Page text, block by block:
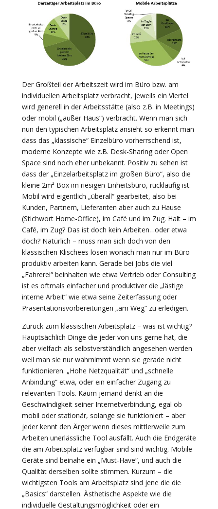
Der Großteil der Arbeitszeit wird im Büro bzw. am
individuellen Arbeitsplatz verbracht, jeweils ein Viertel
wird generell in der Arbeitsstätte (also z.B. in Meetings)
oder mobil („außer Haus“) verbracht. Wenn man sich
nun den typischen Arbeitsplatz ansieht so erkennt man
dass das „klassische“ Einzelbüro vorherrschend ist,
moderne Konzepte wie z.B. Desk-Sharing oder Open
Space sind noch eher unbekannt. Positiv zu sehen ist
dass der „Einzelarbeitsplatz im großen Büro“, also die
kleine 2m² Box im riesigen Einheitsbüro, rückläufig ist.
Mobil wird eigentlich „überall“ gearbeitet, also bei
Kunden, Partnern, Lieferanten aber auch zu Hause
(Stichwort Home-Office), im Café und im Zug. Halt – im
Café, im Zug? Das ist doch kein Arbeiten…oder etwa
doch? Natürlich – muss man sich doch von den
klassischen Klischees lösen wonach man nur im Büro
produktiv arbeiten kann. Gerade bei Jobs die viel
„Fahrerei“ beinhalten wie etwa Vertrieb oder Consulting
ist es oftmals einfacher und produktiver die „lästige
interne Arbeit“ wie etwa seine Zeiterfassung oder
Präsentationsvorbereitungen „am Weg“ zu erledigen.
Zurück zum klassischen Arbeitsplatz – was ist wichtig?
Hauptsächlich Dinge die jeder von uns gerne hat, die
aber vielfach als selbstverständlich angesehen werden
weil man sie nur wahrnimmt wenn sie gerade nicht
funktionieren. „Hohe Netzqualität“ und „schnelle
Anbindung“ etwa, oder ein einfacher Zugang zu
relevanten Tools. Kaum jemand denkt an die
Geschwindigkeit seiner Internetverbindung, egal ob
mobil oder stationär, solange sie funktioniert – aber
jeder kennt den Ärger wenn dieses mittlerweile zum
Arbeiten unerlässliche Tool ausfällt. Auch die Endgeräte
die am Arbeitsplatz verfügbar sind sind wichtig. Mobile
Geräte sind beinahe ein „Must-Have“, und auch die
Qualität derselben sollte stimmen. Kurzum – die
wichtigsten Tools am Arbeitsplatz sind jene die die
„Basics“ darstellen. Ästhetische Aspekte wie die
individuelle Gestaltungsmöglichkeit oder ein